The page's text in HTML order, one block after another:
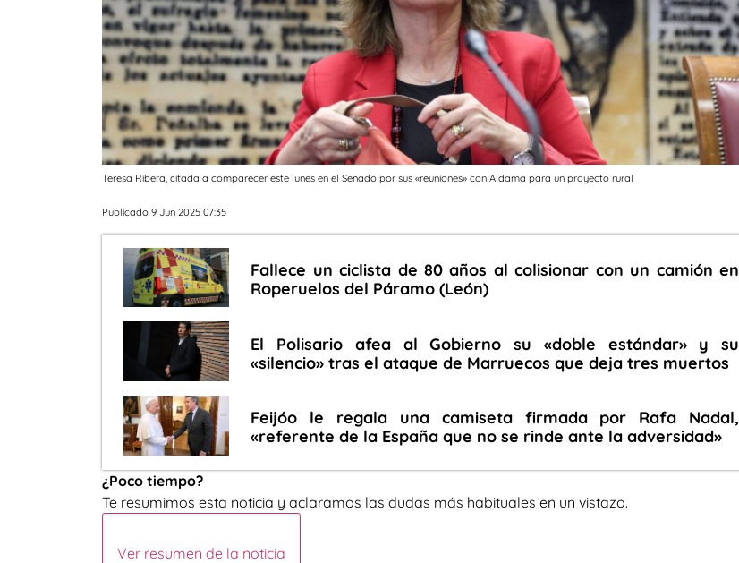
Teresa Ribera, citada a comparecer este lunes en el Senado por sus «reuniones» con Aldama para un proyecto rural
Publicado 9 Jun 2025 07:35
Fallece un ciclista de 80 años al colisionar con un camión en
Roperuelos del Páramo (León)
El Polisario afea al Gobierno su «doble estándar» y su
«silencio» tras el ataque de Marruecos que deja tres muertos
Feijóo le regala una camiseta firmada por Rafa Nadal,
«referente de la España que no se rinde ante la adversidad»
¿Poco tiempo?
Te resumimos esta noticia y aclaramos las dudas más habituales en un vistazo.
Ver resumen de la noticia